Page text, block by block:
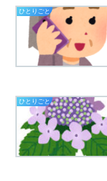
ひとりごと
ひとりごと